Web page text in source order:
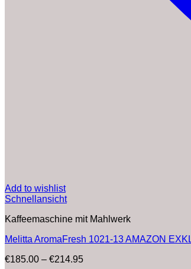
Add to wishlist
Schnellansicht
Kaffeemaschine mit Mahlwerk
Melitta AromaFresh 1021-13 AMAZON
€185.00 – €214.95Preisspanne: